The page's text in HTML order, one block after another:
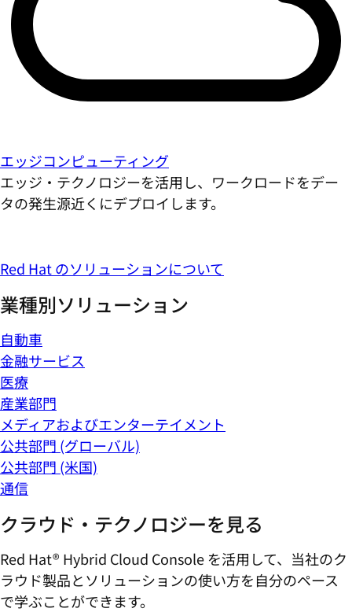
エッジコンピューティング
エッジ・テクノロジーを活用し、ワークロードをデー
タの発生源近くにデプロイします。
Red Hat のソリューションについて
業種別ソリューション
自動車
金融サービス
医療
産業部門
メディアおよびエンターテイメント
公共部門 (グローバル)
公共部門 (米国)
通信
クラウド・テクノロジーを見る
Red Hat® Hybrid Cloud Console を活用して、当社のク
ラウド製品とソリューションの使い方を自分のペース
で学ぶことができます。